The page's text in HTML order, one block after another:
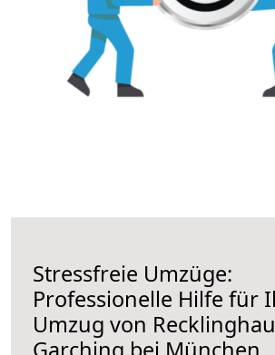
Stressfreie Umzüge:
Professionelle Hilfe für
Umzug von